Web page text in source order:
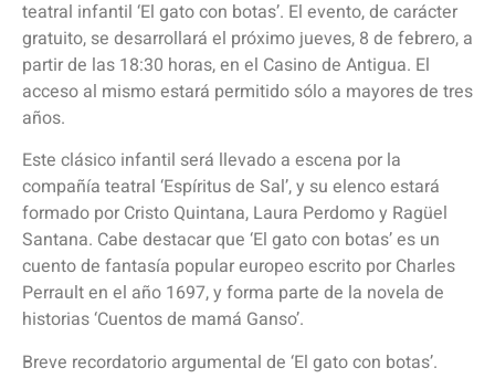
teatral infantil ‘El gato con botas’. El evento, de carácter
gratuito, se desarrollará el próximo jueves, 8 de febrero, a
partir de las 18:30 horas, en el Casino de Antigua. El
acceso al mismo estará permitido sólo a mayores de tres
años.
Este clásico infantil será llevado a escena por la
compañía teatral ‘Espíritus de Sal’, y su elenco estará
formado por Cristo Quintana, Laura Perdomo y Ragüel
Santana. Cabe destacar que ‘El gato con botas’ es un
cuento de fantasía popular europeo escrito por Charles
Perrault en el año 1697, y forma parte de la novela de
historias ‘Cuentos de mamá Ganso’.
Breve recordatorio argumental de ‘El gato con botas’.